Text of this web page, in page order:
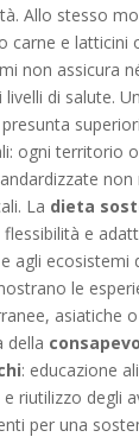
Allo stesso
carne e latticini
non assicura
di salute.
ogni territorio
La dieta
flessibilità e
agli ecosistemi
le
asiatiche
della
: educazione
riutilizzo degli
per una